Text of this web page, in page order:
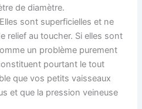
de diamètre.
Elles sont superficielles et ne
relief au toucher. Si elles sont
un problème purement
pourtant le tout
que vos petits vaisseaux
et que la pression veineuse